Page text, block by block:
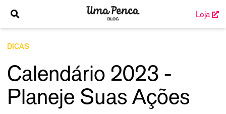
Loja
DICAS
Calendário 2023 -
Planeje Suas Ações